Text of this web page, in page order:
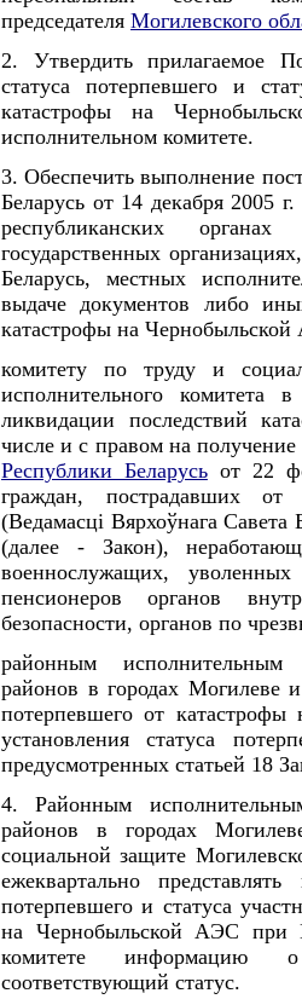
председателя Могилевского
2. Утвердить прилагаемое
статуса потерпевшего и
катастрофы на
исполнительном комитете.
3. Обеспечить выполнение
Беларусь от 14 декабря 2005
республиканских
государственных
Беларусь, местных
выдаче документов либо
катастрофы на
комитету по труду и
исполнительного комитета
ликвидации последствий
числе и с правом на
Республики Беларусьот 22
граждан, пострадавших
(Ведамасцi Вярхоўнага Савета
(далее - Закон),
военнослужащих,
пенсионеров органов
безопасности, органов по
районным
районов в городах Могилеве
потерпевшего от
установления статуса
предусмотренных статьей 18
4. Районным
районов в городах
социальной защите
ежеквартально
потерпевшего и статуса
на Чернобыльской АЭС при
комитете информацию
соответствующий статус.